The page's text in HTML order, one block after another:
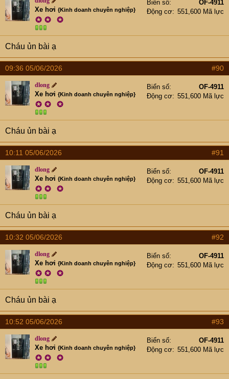
Xe hơi {Kinh doanh chuyên nghiệp}
✪ ✪ ✪
Biển số
OF-4911
Động cơ
551,600 Mã lực
Cháu ủn bài ạ
09:36 05/06/2026 #90
dlong
Xe hơi {Kinh doanh chuyên nghiệp}
✪ ✪ ✪
Biển số
OF-4911
Động cơ
551,600 Mã lực
Cháu ủn bài ạ
10:11 05/06/2026 #91
dlong
Xe hơi {Kinh doanh chuyên nghiệp}
✪ ✪ ✪
Biển số
OF-4911
Động cơ
551,600 Mã lực
Cháu ủn bài ạ
10:32 05/06/2026 #92
dlong
Xe hơi {Kinh doanh chuyên nghiệp}
✪ ✪ ✪
Biển số
OF-4911
Động cơ
551,600 Mã lực
Cháu ủn bài ạ
10:52 05/06/2026 #93
dlong
Xe hơi {Kinh doanh chuyên nghiệp}
✪ ✪ ✪
Biển số
OF-4911
Động cơ
551,600 Mã lực